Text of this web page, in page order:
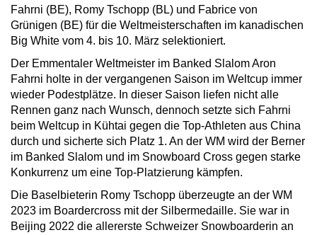
Fahrni (BE), Romy Tschopp (BL) und Fabrice von
Grünigen (BE) für die Weltmeisterschaften im kanadischen
Big White vom 4. bis 10. März selektioniert.
Der Emmentaler Weltmeister im Banked Slalom Aron
Fahrni holte in der vergangenen Saison im Weltcup immer
wieder Podestplätze. In dieser Saison liefen nicht alle
Rennen ganz nach Wunsch, dennoch setzte sich Fahrni
beim Weltcup in Kühtai gegen die Top-Athleten aus China
durch und sicherte sich Platz 1. An der WM wird der Berner
im Banked Slalom und im Snowboard Cross gegen starke
Konkurrenz um eine Top-Platzierung kämpfen.
Die Baselbieterin Romy Tschopp überzeugte an der WM
2023 im Boardercross mit der Silbermedaille. Sie war in
Beijing 2022 die allererste Schweizer Snowboarderin an